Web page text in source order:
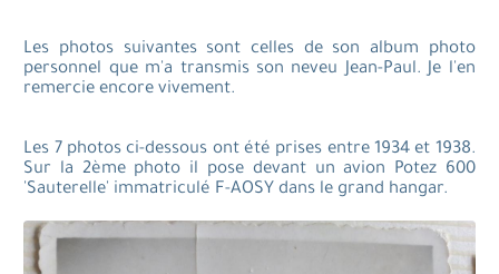
Les photos suivantes sont celles de son album photo
personnel que m'a transmis son neveu Jean-Paul. Je l'en
remercie encore vivement.
Les 7 photos ci-dessous ont été prises entre 1934 et 1938.
Sur la 2ème photo il pose devant un avion Potez 600
'Sauterelle' immatriculé F-AOSY dans le grand hangar.